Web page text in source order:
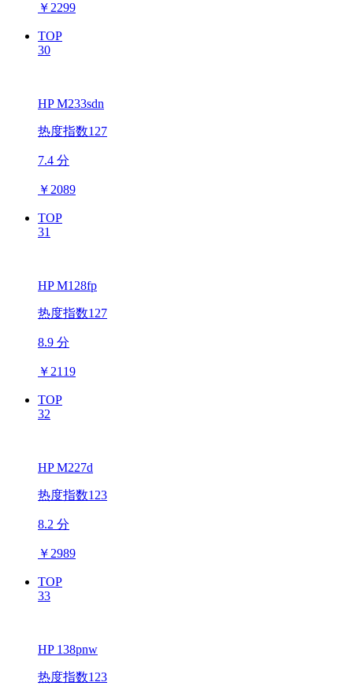
￥ 2299
TOP
30
HP M233sdn
热度指数127
7.4 分
￥ 2089
TOP
31
HP M128fp
热度指数127
8.9 分
￥ 2119
TOP
32
HP M227d
热度指数123
8.2 分
￥ 2989
TOP
33
HP 138pnw
热度指数123